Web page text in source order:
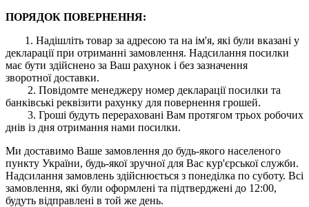
ПОРЯДОК ПОВЕРНЕННЯ:
1. Надішліть товар за адресою та на ім'я, які були вказані у
декларації при отриманні замовлення. Надсилання посилки
має бути здійснено за Ваш рахунок і без зазначення
зворотної доставки.
2. Повідомте менеджеру номер декларації посилки та
банківські реквізити рахунку для повернення грошей.
3. Гроші будуть перераховані Вам протягом трьох робочих
днів із дня отримання нами посилки.
Ми доставимо Ваше замовлення до будь-якого населеного
пункту України, будь-якої зручної для Вас кур'єрської служби.
Надсилання замовлень здійснюється з понеділка по суботу. Всі
замовлення, які були оформлені та підтверджені до 12:00,
будуть відправлені в той же день.